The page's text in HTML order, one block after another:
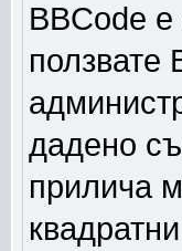
BBCode
ползвате
дадено
прилича